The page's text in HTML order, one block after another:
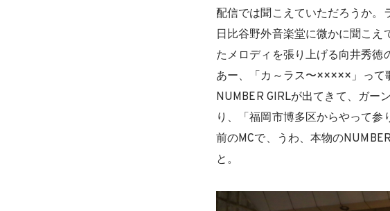
配信では聞こえていただろうか。
日比谷野外音楽堂に微かに聞こ
たメロディを張り上げる向井秀徳
あー、「カ～ラス〜×××××」っ
NUMBER GIRLが出てきて、ガー
り、「福岡市博多区からやって参
前のMCで、うわ、本物の
と。